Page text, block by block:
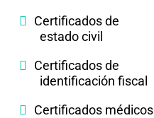
Certificados de
estado civil
Certificados de
identificación fiscal
Certificados médicos